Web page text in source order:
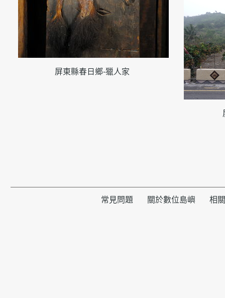
屏東縣春日鄉-獵人家
常見問題 關於數位島嶼 相